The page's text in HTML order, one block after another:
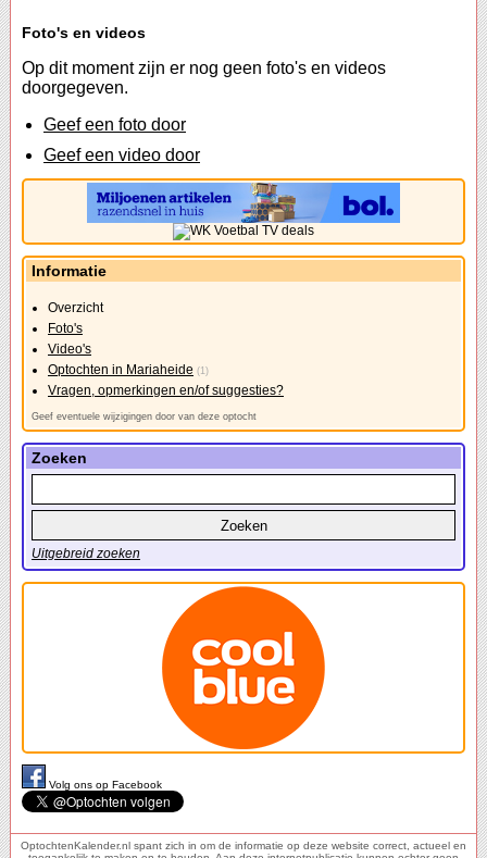
Foto's en videos
Op dit moment zijn er nog geen foto's en videos
doorgegeven.
Geef een foto door
Geef een video door
Informatie
Overzicht
Foto's
Video's
Optochten in Mariaheide (1)
Vragen, opmerkingen en/of suggesties?
Geef eventuele wijzigingen door van deze optocht
Zoeken
Uitgebreid zoeken
Volg ons op Facebook
OptochtenKalender.nl spant zich in om de informatie op deze website correct, actueel en